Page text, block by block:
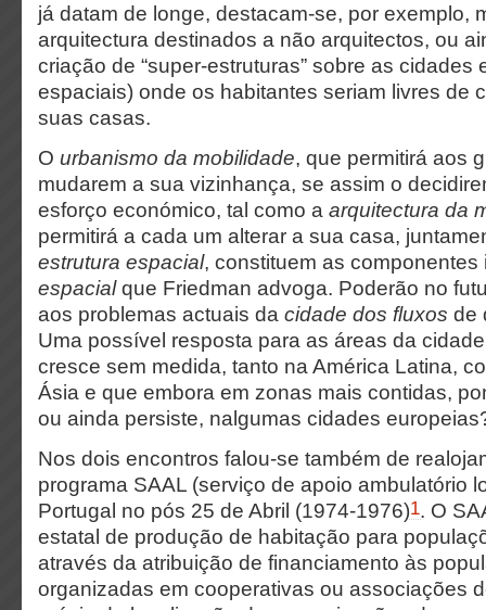
já datam de longe, destacam-se, por exemplo,
arquitectura destinados a não arquitectos, ou
criação de “super-estruturas” sobre as cidades
espaciais) onde os habitantes seriam livres de
suas casas.
O urbanismo da mobilidade, que permitirá aos
mudarem a sua vizinhança, se assim o
esforço económico, tal como a arquitectura da
permitirá a cada um alterar a sua casa,
estrutura espacial, constituem as
espacialque Friedman advoga. Poderão no
aos problemas actuais da cidade dos fluxos de
Uma possível resposta para as áreas da
cresce sem medida, tanto na América Latina,
Ásia e que embora em zonas mais contidas,
ou ainda persiste, nalgumas cidades
Nos dois encontros falou-se também de
programa SAAL (serviço de apoio ambulatório
Portugal no pós 25 de Abril (1974-1976)1. O
estatal de produção de habitação para
através da atribuição de financiamento às
organizadas em cooperativas ou associações